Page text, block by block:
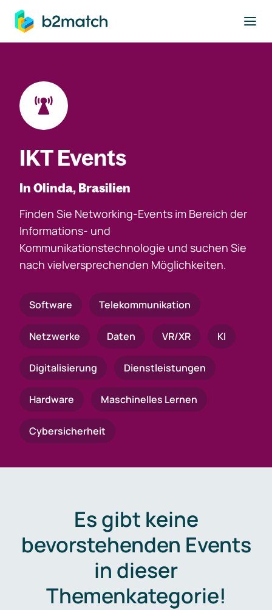
springen
IKT Events
In Olinda, Brasilien
Finden Sie Networking-Events im Bereich der
Informations- und
Kommunikationstechnologie und suchen Sie
nach vielversprechenden Möglichkeiten.
Software Telekommunikation
Netzwerke Daten VR/XR KI
Digitalisierung Dienstleistungen
Hardware Maschinelles Lernen
Cybersicherheit
Es gibt keine
bevorstehenden Events
in dieser
Themenkategorie!